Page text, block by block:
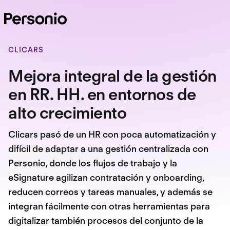
CLICARS
Mejora integral de la gestión
en RR. HH. en entornos de
alto crecimiento
Clicars pasó de un HR con poca automatización y
difícil de adaptar a una gestión centralizada con
Personio, donde los flujos de trabajo y la
eSignature agilizan contratación y onboarding,
reducen correos y tareas manuales, y además se
integran fácilmente con otras herramientas para
digitalizar también procesos del conjunto de la